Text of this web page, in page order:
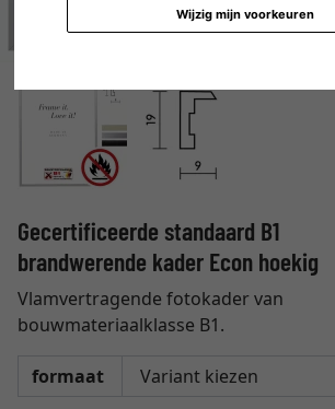
Wijzig mijn voorkeuren
Gecertificeerde standaard B1
brandwerende kader Econ hoekig
Vlamvertragende fotokader van
bouwmateriaalklasse B1.
formaat